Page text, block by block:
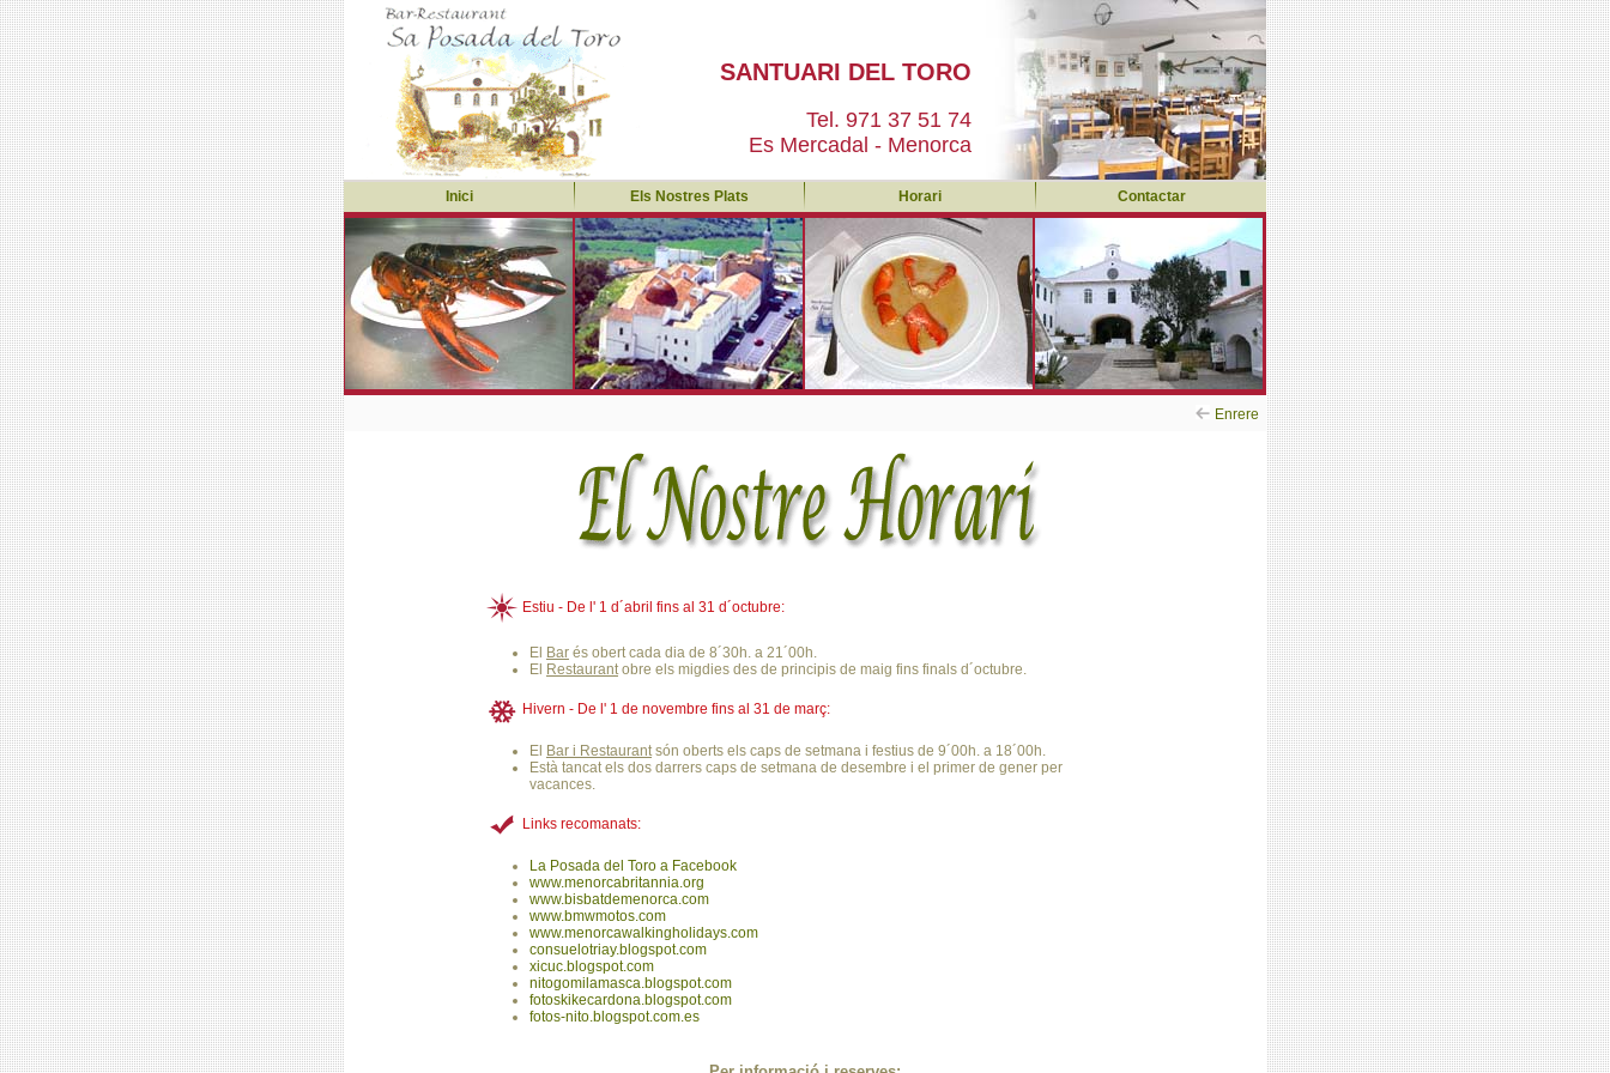
SANTUARI DEL TORO
Tel. 971 37 51 74
Es Mercadal - Menorca
Inici Els Nostres Plats Horari Contactar
Enrere
Estiu - De l' 1 d´abril fins al 31 d´octubre:
El Bar és obert cada dia de 8´30h. a 21´00h.
El Restaurantobre els migdies des de principis de maig fins finals d´octubre.
Hivern - De l' 1 de novembre fins al 31 de març:
El Bar i Restaurantsón oberts els caps de setmana i festius de 9´00h. a 18´00h.
Està tancat els dos darrers caps de setmana de desembre i el primer de gener per
vacances.
Links recomanats:
La Posada del Toro a Facebook
www.menorcabritannia.org
www.bisbatdemenorca.com
www.bmwmotos.com
www.menorcawalkingholidays.com
consuelotriay.blogspot.com
xicuc.blogspot.com
nitogomilamasca.blogspot.com
fotoskikecardona.blogspot.com
fotos-nito.blogspot.com.es